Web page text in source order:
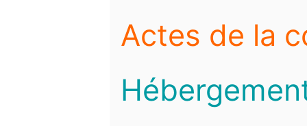
Actes de la